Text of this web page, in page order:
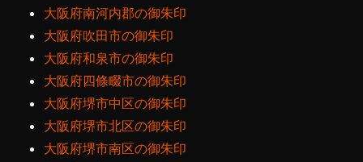
大阪府南河内郡の御朱印
大阪府吹田市の御朱印
大阪府和泉市の御朱印
大阪府四條畷市の御朱印
大阪府堺市中区の御朱印
大阪府堺市北区の御朱印
大阪府堺市南区の御朱印